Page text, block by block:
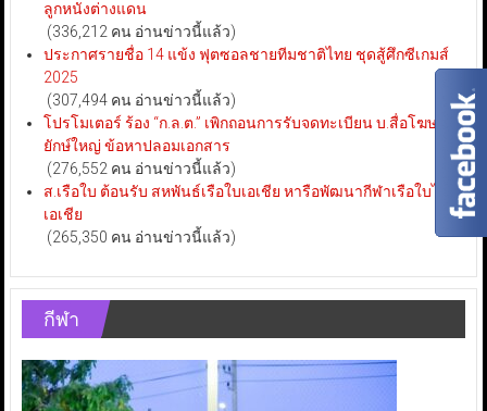
ลูกหนังต่างแดน
(336,212 คน อ่านข่าวนี้แล้ว)
ประกาศรายชื่อ 14 แข้ง ฟุตซอลชายทีมชาติไทย ชุดสู้ศึกซีเกมส์
2025
(307,494 คน อ่านข่าวนี้แล้ว)
โปรโมเตอร์ ร้อง “ก.ล.ต.” เพิกถอนการรับจดทะเบียน บ.สื่อโฆษณา
ยักษ์ใหญ่ ข้อหาปลอมเอกสาร
(276,552 คน อ่านข่าวนี้แล้ว)
ส.เรือใบ ต้อนรับ สหพันธ์เรือใบเอเชีย หารือพัฒนากีฬาเรือใบไทย-
เอเชีย
(265,350 คน อ่านข่าวนี้แล้ว)
กีฬา